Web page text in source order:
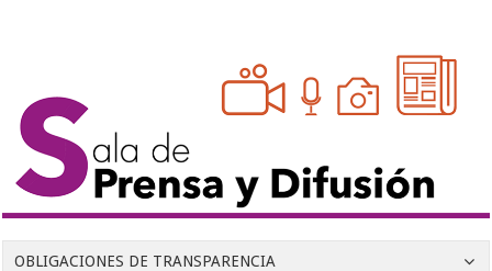
OBLIGACIONES DE TRANSPARENCIA